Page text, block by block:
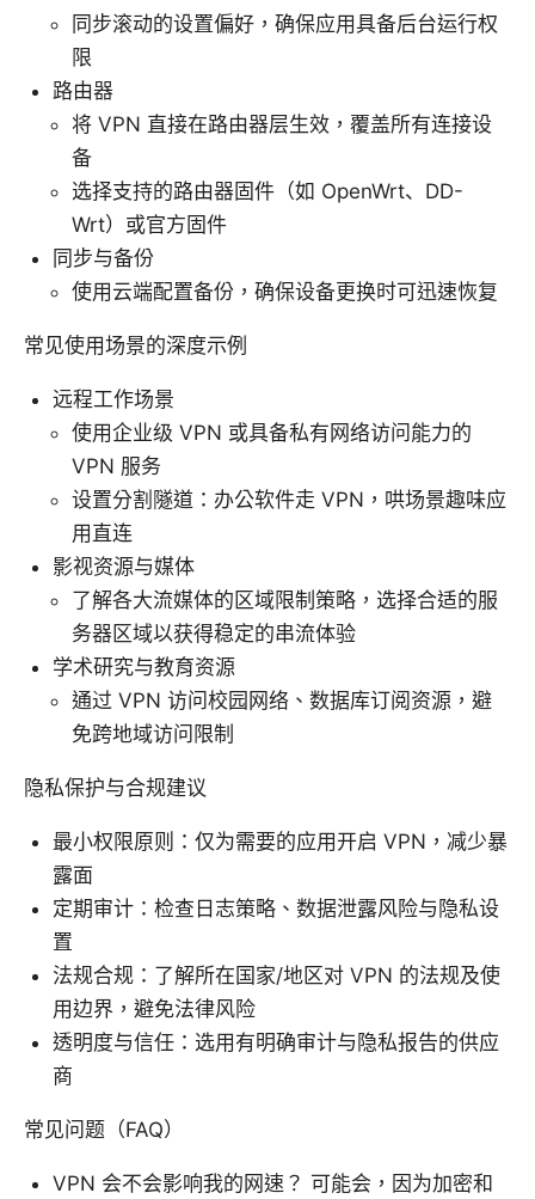
同步滚动的设置偏好，确保应用具备后台运行权
限
路由器
将 VPN 直接在路由器层生效，覆盖所有连接设
备
选择支持的路由器固件（如 OpenWrt、DD-
Wrt）或官方固件
同步与备份
使用云端配置备份，确保设备更换时可迅速恢复
常见使用场景的深度示例
远程工作场景
使用企业级 VPN 或具备私有网络访问能力的
VPN 服务
设置分割隧道：办公软件走 VPN，哄场景趣味应
用直连
影视资源与媒体
了解各大流媒体的区域限制策略，选择合适的服
务器区域以获得稳定的串流体验
学术研究与教育资源
通过 VPN 访问校园网络、数据库订阅资源，避
免跨地域访问限制
隐私保护与合规建议
最小权限原则：仅为需要的应用开启 VPN，减少暴
露面
定期审计：检查日志策略、数据泄露风险与隐私设
置
法规合规：了解所在国家/地区对 VPN 的法规及使
用边界，避免法律风险
透明度与信任：选用有明确审计与隐私报告的供应
商
常见问题（FAQ）
VPN 会不会影响我的网速？ 可能会，因为加密和